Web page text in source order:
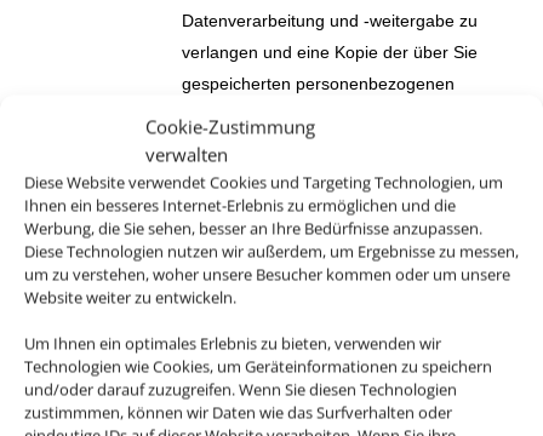
Cookie-Zustimmung
verwalten
Diese Website verwendet Cookies und Targeting Technologien, um
Ihnen ein besseres Internet-Erlebnis zu ermöglichen und die
Werbung, die Sie sehen, besser an Ihre Bedürfnisse anzupassen.
Diese Technologien nutzen wir außerdem, um Ergebnisse zu messen,
um zu verstehen, woher unsere Besucher kommen oder um unsere
Website weiter zu entwickeln.
Um Ihnen ein optimales Erlebnis zu bieten, verwenden wir
Technologien wie Cookies, um Geräteinformationen zu speichern
und/oder darauf zuzugreifen. Wenn Sie diesen Technologien
zustimmmen, können wir Daten wie das Surfverhalten oder
Datenverarbeitung und -weitergabe zu
verlangen und eine Kopie der über Sie
gespeicherten personenbezogenen
Daten zu erhalten.
Außerdem haben das Recht,
unverzüglich die Berichtigung Sie
betreffender unrichtiger sowie die
Vervollständigung unvollständiger über
Sie gespeicherter personenbezogener
Sie haben weiterhin das Recht, die
unverzügliche Löschung der über Sie
gespeicherten personenbezogenen